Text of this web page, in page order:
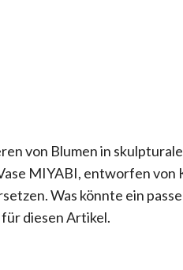
von Blumen in
MIYABI, entworfen von
Was könnte ein
diesen Artikel.